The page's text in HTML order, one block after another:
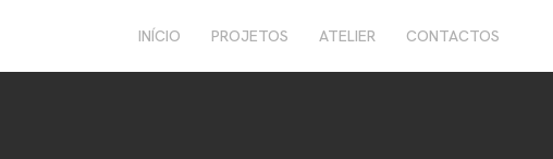
INÍCIO PROJETOS ATELIER CONTACTOS